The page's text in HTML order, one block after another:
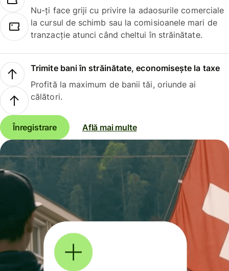
Nu-ți face griji cu privire la adaosurile comerciale
la cursul de schimb sau la comisioanele mari de
tranzacție atunci când cheltui în străinătate.
Trimite bani în străinătate, economisește la taxe
Profită la maximum de banii tăi, oriunde ai
călători.
Înregistrare Află mai multe